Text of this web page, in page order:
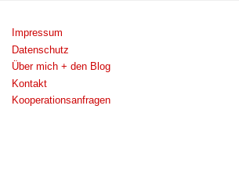
Impressum
Datenschutz
Über mich + den Blog
Kontakt
Kooperationsanfragen